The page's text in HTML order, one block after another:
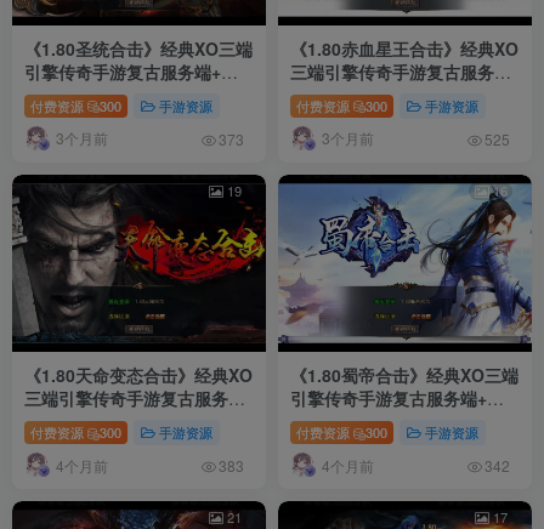
《1.80圣统合击》经典XO三端
引擎传奇手游复古服务端+洪
荒妖域+星月古城+玛法祭坛
+详细搭建教程
付费资源 300 手游资源
3个月前 373
《1.80赤血星王合击》经典XO
三端引擎传奇手游复古服务端
+蛮荒大陆+寒冰领地+曼陀山
庄+详细搭建教程
付费资源 300 手游资源
3个月前 525
19
《1.80天命变态合击》经典XO
三端引擎传奇手游复古服务端
+混沌魔域+落日山谷+平行世
界+详细搭建教程
付费资源 300 手游资源
4个月前 383
16
《1.80蜀帝合击》经典XO三端
引擎传奇手游复古服务端+赤
壁之战+益州之战+神州大陆
+配套客户端+详细搭建教程
付费资源 300 手游资源
4个月前 342
21 17